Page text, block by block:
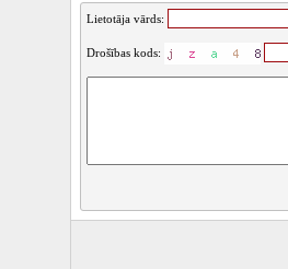
Lietotāja vārds:
Drošības kods: